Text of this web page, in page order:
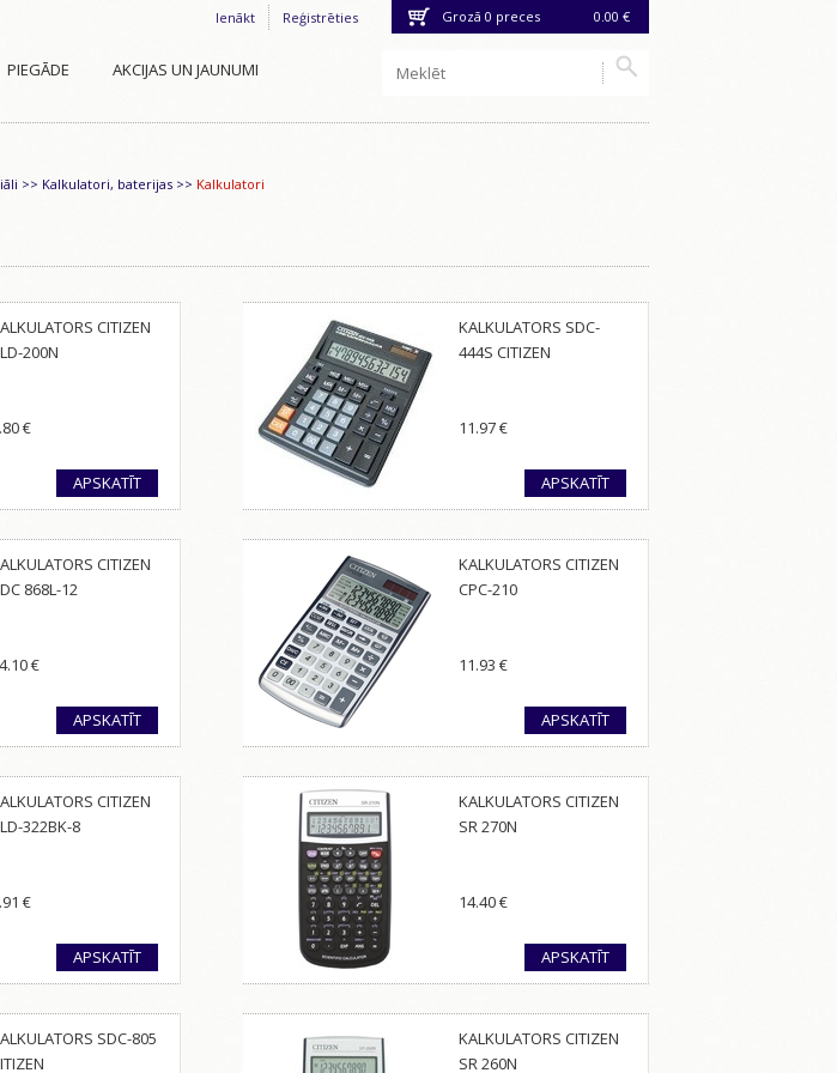
Grozā 0 preces 0.00 €
Ienākt Reģistrēties
PIEGĀDE AKCIJAS UN JAUNUMI
>> Kalkulatori, baterijas >> Kalkulatori
CITIZEN
200N
€
APSKATĪT
KALKULATORS SDC-
444S CITIZEN
11.97€
APSKATĪT
CITIZEN
868L-12
€
APSKATĪT
KALKULATORS CITIZEN
CPC-210
11.93 €
APSKATĪT
CITIZEN
322BK-8
€
APSKATĪT
KALKULATORS CITIZEN
SR 270N
14.40€
APSKATĪT
SDC-805
KALKULATORS CITIZEN
SR 260N